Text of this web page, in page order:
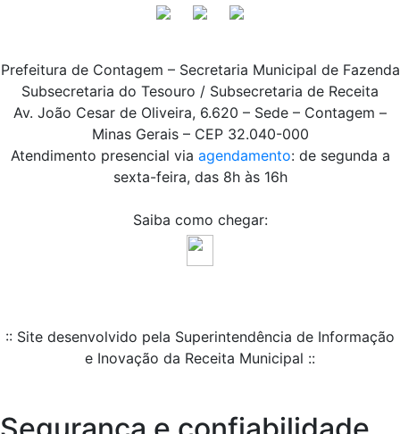
Prefeitura de Contagem – Secretaria Municipal de Fazenda
Subsecretaria do Tesouro / Subsecretaria de Receita
Av. João Cesar de Oliveira, 6.620 – Sede – Contagem –
Minas Gerais – CEP 32.040-000
Atendimento presencial via agendamento: de segunda a
sexta-feira, das 8h às 16h
Saiba como chegar:
:: Site desenvolvido pela Superintendência de Informação
e Inovação da Receita Municipal ::